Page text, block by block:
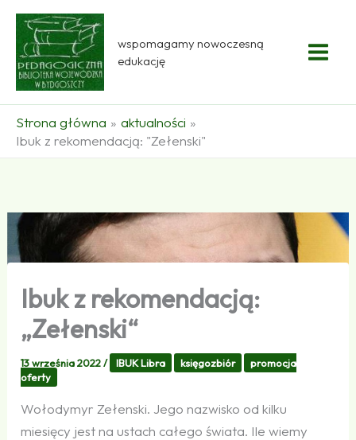
Przejdź
treści
wspomagamy nowoczesną
edukację
Strona główna
aktualności
Ibuk z rekomendacją: "Zełenski"
Ibuk z rekomendacją:
„Zełenski“
13 września 2022/ IBUK Libra księgozbiór
promocja
oferty
Wołodymyr Zełenski. Jego nazwisko od kilku
miesięcy jest na ustach całego świata. Ile wiemy